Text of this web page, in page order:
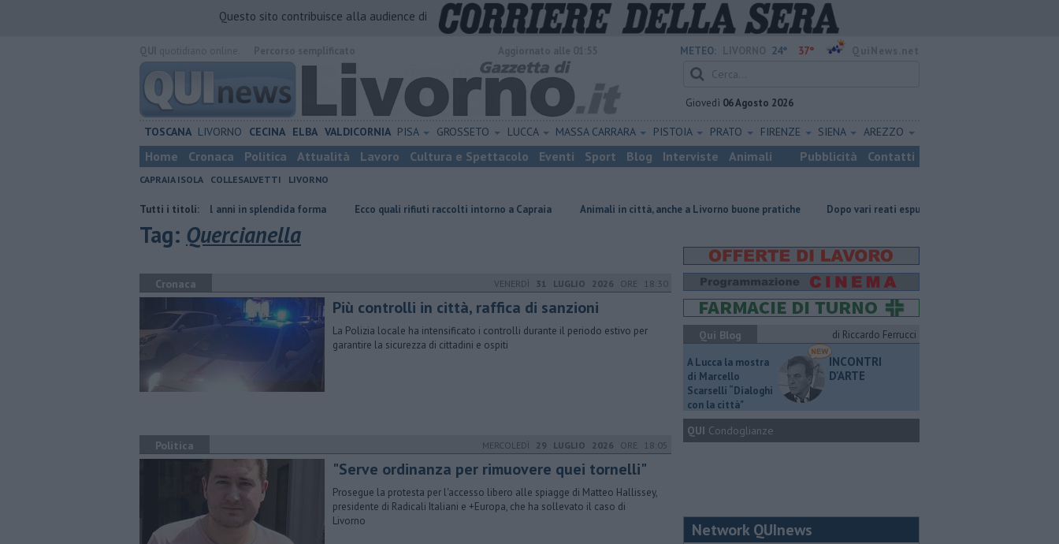
Questo sito contribuisce alla audience di
METEO: 24° 37°
Giovedì 06 Agosto 2026
TOSCANA LIVORNO CECINA ELBA VALDICORNIA PISA GROSSETO LUCCA MASSA CARRARA PISTOIA PRATO FIRENZE SIENA AREZZO
Home Cronaca Politica Attualità Lavoro Cultura e Spettacolo Eventi Sport Blog Interviste Animali Pubblicità Contatti
CAPRAIA ISOLA COLLESALVETTI LIVORNO
Tutti i titoli:
Nonna Licia, 101 anni in splendida forma Ecco quali rifiuti raccolti intorno a Capraia Animali in città, anche a Livorno buone pratiche Dopo vari reati espulso un cittadino straniero
Tag: Quercianella
Cronaca VENERDÌ 31 LUGLIO 2026 ORE 18:30
Più controlli in città, raffica di sanzioni
La Polizia locale ha intensificato i controlli durante il periodo estivo per
garantire la sicurezza di cittadini e ospiti
Politica MERCOLEDÌ 29 LUGLIO 2026 ORE 18:05
"Serve ordinanza per rimuovere quei tornelli"
Prosegue la protesta per l'accesso libero alle spiagge di Matteo Hallissey,
presidente di Radicali Italiani e +Europa, che ha sollevato il caso di
Livorno
Qui Blog di Riccardo Ferrucci
A Lucca la mostra
di Marcello
Scarselli “Dialoghi
con la città"
INCONTRI
D'ARTE
QUI Condoglianze
Network QUInews